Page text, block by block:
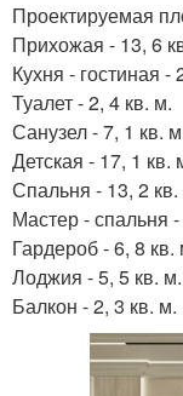
Проектируемая
Прихожая - 13, 6
Кухня - гостиная -
Туалет - 2, 4 кв. м.
Санузел - 7, 1 кв.
Детская - 17, 1 кв.
Спальня - 13, 2
Мастер - спальня
Гардероб - 6, 8 кв.
Лоджия - 5, 5 кв. м.
Балкон - 2, 3 кв. м.